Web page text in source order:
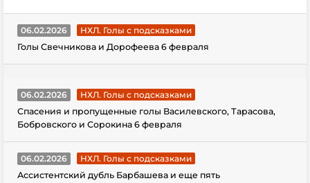
06.02.2026
НХЛ. Голы с подсказками
Голы Свечникова и Дорофеева 6 февраля
06.02.2026
НХЛ. Голы с подсказками
Спасения и пропущенные голы Василевского, Тарасова,
Бобровского и Сорокина 6 февраля
06.02.2026
НХЛ. Голы с подсказками
Ассистентский дубль Барбашева и еще пять